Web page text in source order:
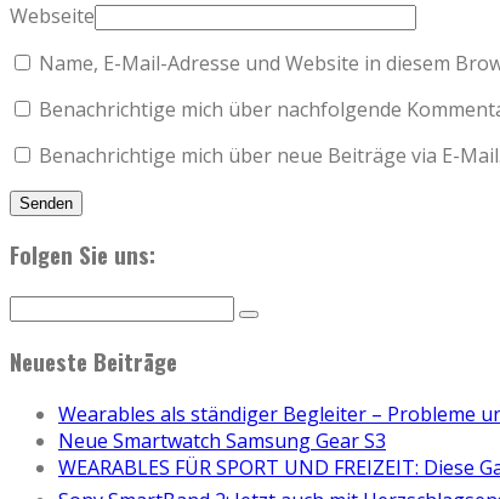
Webseite
Name, E-Mail-Adresse und Website in diesem
Benachrichtige mich über nachfolgende
Benachrichtige mich über neue Beiträge via E-Mail.
Folgen Sie uns:
Neueste Beiträge
Wearables als ständiger Begleiter – Probleme
Neue Smartwatch Samsung Gear S3
WEARABLES FÜR SPORT UND FREIZEIT: